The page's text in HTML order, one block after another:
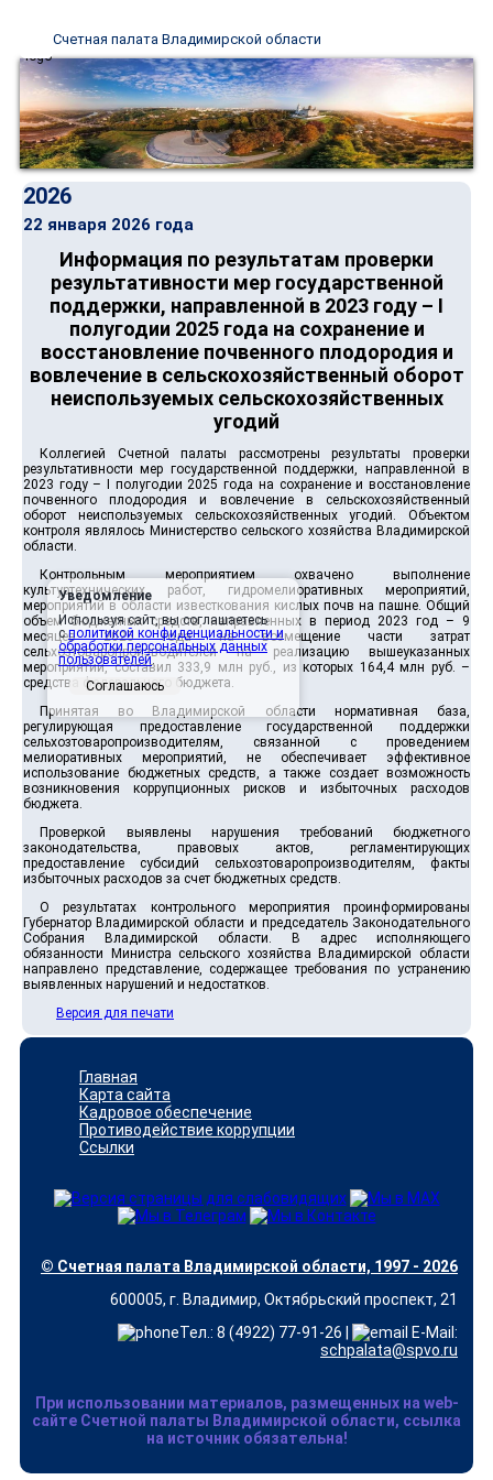
Счетная палата Владимирской области
2026
22 января 2026 года
Информация по результатам проверки
результативности мер государственной
поддержки, направленной в 2023 году – I
полугодии 2025 года на сохранение и
восстановление почвенного плодородия и
вовлечение в сельскохозяйственный оборот
неиспользуемых сельскохозяйственных
угодий
Коллегией Счетной палаты рассмотрены результаты проверки
результативности мер государственной поддержки, направленной в
2023 году – I полугодии 2025 года на сохранение и восстановление
почвенного плодородия и вовлечение в сельскохозяйственный
оборот неиспользуемых сельскохозяйственных угодий. Объектом
контроля являлось Министерство сельского хозяйства Владимирской
области.
Контрольным мероприятием охвачено выполнение
культуртехнических работ, гидромелиоративных мероприятий,
мероприятий в области известкования кислых почв на пашне. Общий
объем бюджетных средств, направленных в период 2023 год – 9
месяцев 2025 года на возмещение части затрат
сельхозтоваропроизводителей на реализацию вышеуказанных
мероприятий, составил 333,9 млн руб., из которых 164,4 млн руб. –
средства федерального бюджета.
Принятая во Владимирской области нормативная база,
регулирующая предоставление государственной поддержки
сельхозтоваропроизводителям, связанной с проведением
мелиоративных мероприятий, не обеспечивает эффективное
использование бюджетных средств, а также создает возможность
возникновения коррупционных рисков и избыточных расходов
бюджета.
Проверкой выявлены нарушения требований бюджетного
законодательства, правовых актов, регламентирующих
предоставление субсидий сельхозтоваропроизводителям, факты
избыточных расходов за счет бюджетных средств.
О результатах контрольного мероприятия проинформированы
Губернатор Владимирской области и председатель Законодательного
Собрания Владимирской области. В адрес исполняющего
обязанности Министра сельского хозяйства Владимирской области
направлено представление, содержащее требования по устранению
выявленных нарушений и недостатков.
Версия для печати
Главная
Карта сайта
Кадровое обеспечение
Противодействие коррупции
Ссылки
© Счетная палата Владимирской области, 1997 - 2026
600005, г. Владимир, Октябрьский проспект, 21
Тел.: 8 (4922) 77-91-26 |
E-Mail:
schpalata@spvo.ru
При использовании материалов, размещенных на web-
сайте Счетной палаты Владимирской области, ссылка
на источник обязательна!
Уведомление
Используя сайт, вы соглашаетесь
сполитикой конфиденциальности и
обработки персональных данных
пользователей.
Соглашаюсь